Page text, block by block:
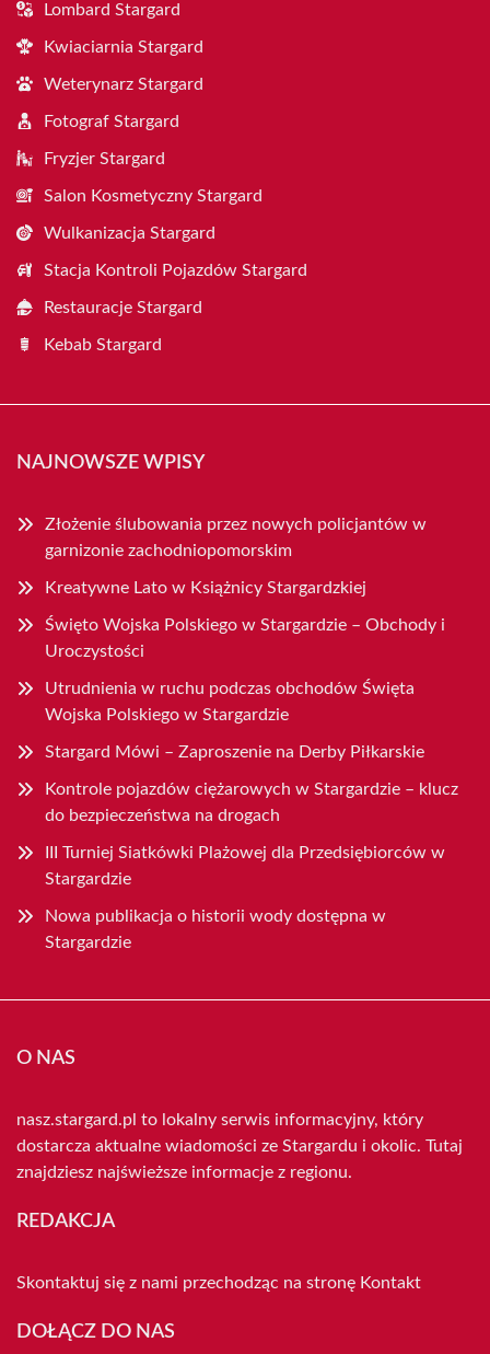
Lombard Stargard
Kwiaciarnia Stargard
Weterynarz Stargard
Fotograf Stargard
Fryzjer Stargard
Salon Kosmetyczny Stargard
Wulkanizacja Stargard
Stacja Kontroli Pojazdów Stargard
Restauracje Stargard
Kebab Stargard
NAJNOWSZE WPISY
Złożenie ślubowania przez nowych policjantów w
garnizonie zachodniopomorskim
Kreatywne Lato w Książnicy Stargardzkiej
Święto Wojska Polskiego w Stargardzie – Obchody i
Uroczystości
Utrudnienia w ruchu podczas obchodów Święta
Wojska Polskiego w Stargardzie
Stargard Mówi – Zaproszenie na Derby Piłkarskie
Kontrole pojazdów ciężarowych w Stargardzie – klucz
do bezpieczeństwa na drogach
III Turniej Siatkówki Plażowej dla Przedsiębiorców w
Stargardzie
Nowa publikacja o historii wody dostępna w
Stargardzie
O NAS
nasz.stargard.pl to lokalny serwis informacyjny, który
dostarcza aktualne wiadomości ze Stargardu i okolic. Tutaj
znajdziesz najświeższe informacje z regionu.
REDAKCJA
Skontaktuj się z nami przechodząc na stronę Kontakt
DOŁĄCZ DO NAS